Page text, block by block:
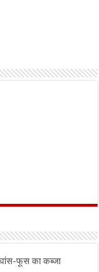
फूस का कब्जा